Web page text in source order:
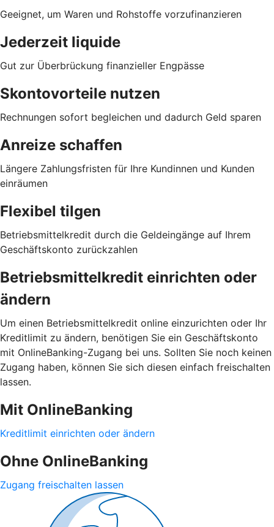
Geeignet, um Waren und Rohstoffe vorzufinanzieren
Jederzeit liquide
Gut zur Überbrückung finanzieller Engpässe
Skontovorteile nutzen
Rechnungen sofort begleichen und dadurch Geld sparen
Anreize schaffen
Längere Zahlungsfristen für Ihre Kundinnen und Kunden
einräumen
Flexibel tilgen
Betriebsmittelkredit durch die Geldeingänge auf Ihrem
Geschäftskonto zurückzahlen
Betriebsmittelkredit einrichten oder
ändern
Um einen Betriebsmittelkredit online einzurichten oder Ihr
Kreditlimit zu ändern, benötigen Sie ein Geschäftskonto
mit OnlineBanking-Zugang bei uns. Sollten Sie noch keinen
Zugang haben, können Sie sich diesen einfach freischalten
lassen.
Mit OnlineBanking
Kreditlimit einrichten oder ändern
Ohne OnlineBanking
Zugang freischalten lassen